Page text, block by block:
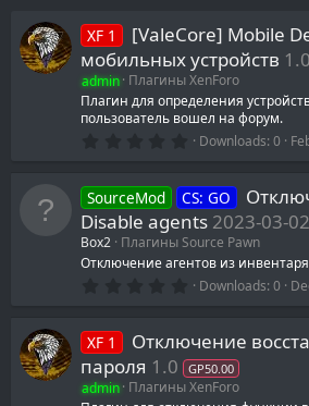
XF 1
[ValeCore] Mobile
мобильных устройств
admin Плагины XenForo
Плагин для определения
пользователь вошел на форум.
0
0
s
t
a
r
(
Downloads 0
SourceMod CS: GO
Disable agents 2023-03-02
Box2 Плагины Source Pawn
Отключение агентов из
0
s
t
a
r
Downloads 0
XF 1
Отключение
пароля 1.0 GP50.00
admin Плагины XenForo